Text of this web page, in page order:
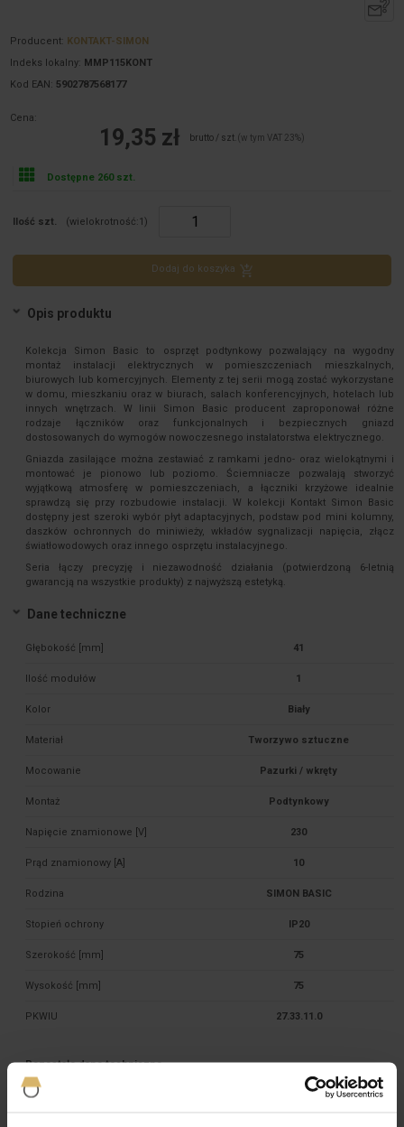
Producent: KONTAKT-SIMON
Indeks lokalny: MMP115KONT
Kod EAN: 5902787568177
Cena:
19,35 zł brutto / szt. (w tym VAT 23%)
Dostępne 260 szt.
Ilość szt. (wielokrotność:1 )
Dodaj do koszyka
Opis produktu
Kolekcja Simon Basic to osprzęt podtynkowy pozwalający na wygodny
montaż instalacji elektrycznych w pomieszczeniach mieszkalnych,
biurowych lub komercyjnych. Elementy z tej serii mogą zostać wykorzystane
w domu, mieszkaniu oraz w biurach, salach konferencyjnych, hotelach lub
innych wnętrzach. W linii Simon Basic producent zaproponował różne
rodzaje łączników oraz funkcjonalnych i bezpiecznych gniazd
dostosowanych do wymogów nowoczesnego instalatorstwa elektrycznego.
Gniazda zasilające można zestawiać z ramkami jedno- oraz wielokątnymi i
montować je pionowo lub poziomo. Ściemniacze pozwalają stworzyć
wyjątkową atmosferę w pomieszczeniach, a łączniki krzyżowe idealnie
sprawdzą się przy rozbudowie instalacji. W kolekcji Kontakt Simon Basic
dostępny jest szeroki wybór płyt adaptacyjnych, podstaw pod mini kolumny,
daszków ochronnych do miniwieży, wkładów sygnalizacji napięcia, złącz
światłowodowych oraz innego osprzętu instalacyjnego.
Seria łączy precyzję i niezawodność działania (potwierdzoną 6-letnią
gwarancją na wszystkie produkty) z najwyższą estetyką.
Dane techniczne
Głębokość [mm] 41
Ilość modułów 1
Kolor Biały
Materiał Tworzywo sztuczne
Mocowanie Pazurki / wkręty
Montaż Podtynkowy
Napięcie znamionowe [V] 230
Prąd znamionowy [A] 10
Rodzina SIMON BASIC
Stopień ochrony IP20
Szerokość [mm] 75
Wysokość [mm] 75
PKWIU 27.33.11.0
Pozostałe dane techniczne
Układ połączeń Łącznik 1-biegunowy